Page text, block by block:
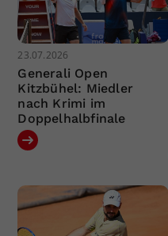
23.07.2026
Generali Open
Kitzbühel: Miedler
nach Krimi im
Doppelhalbfinale